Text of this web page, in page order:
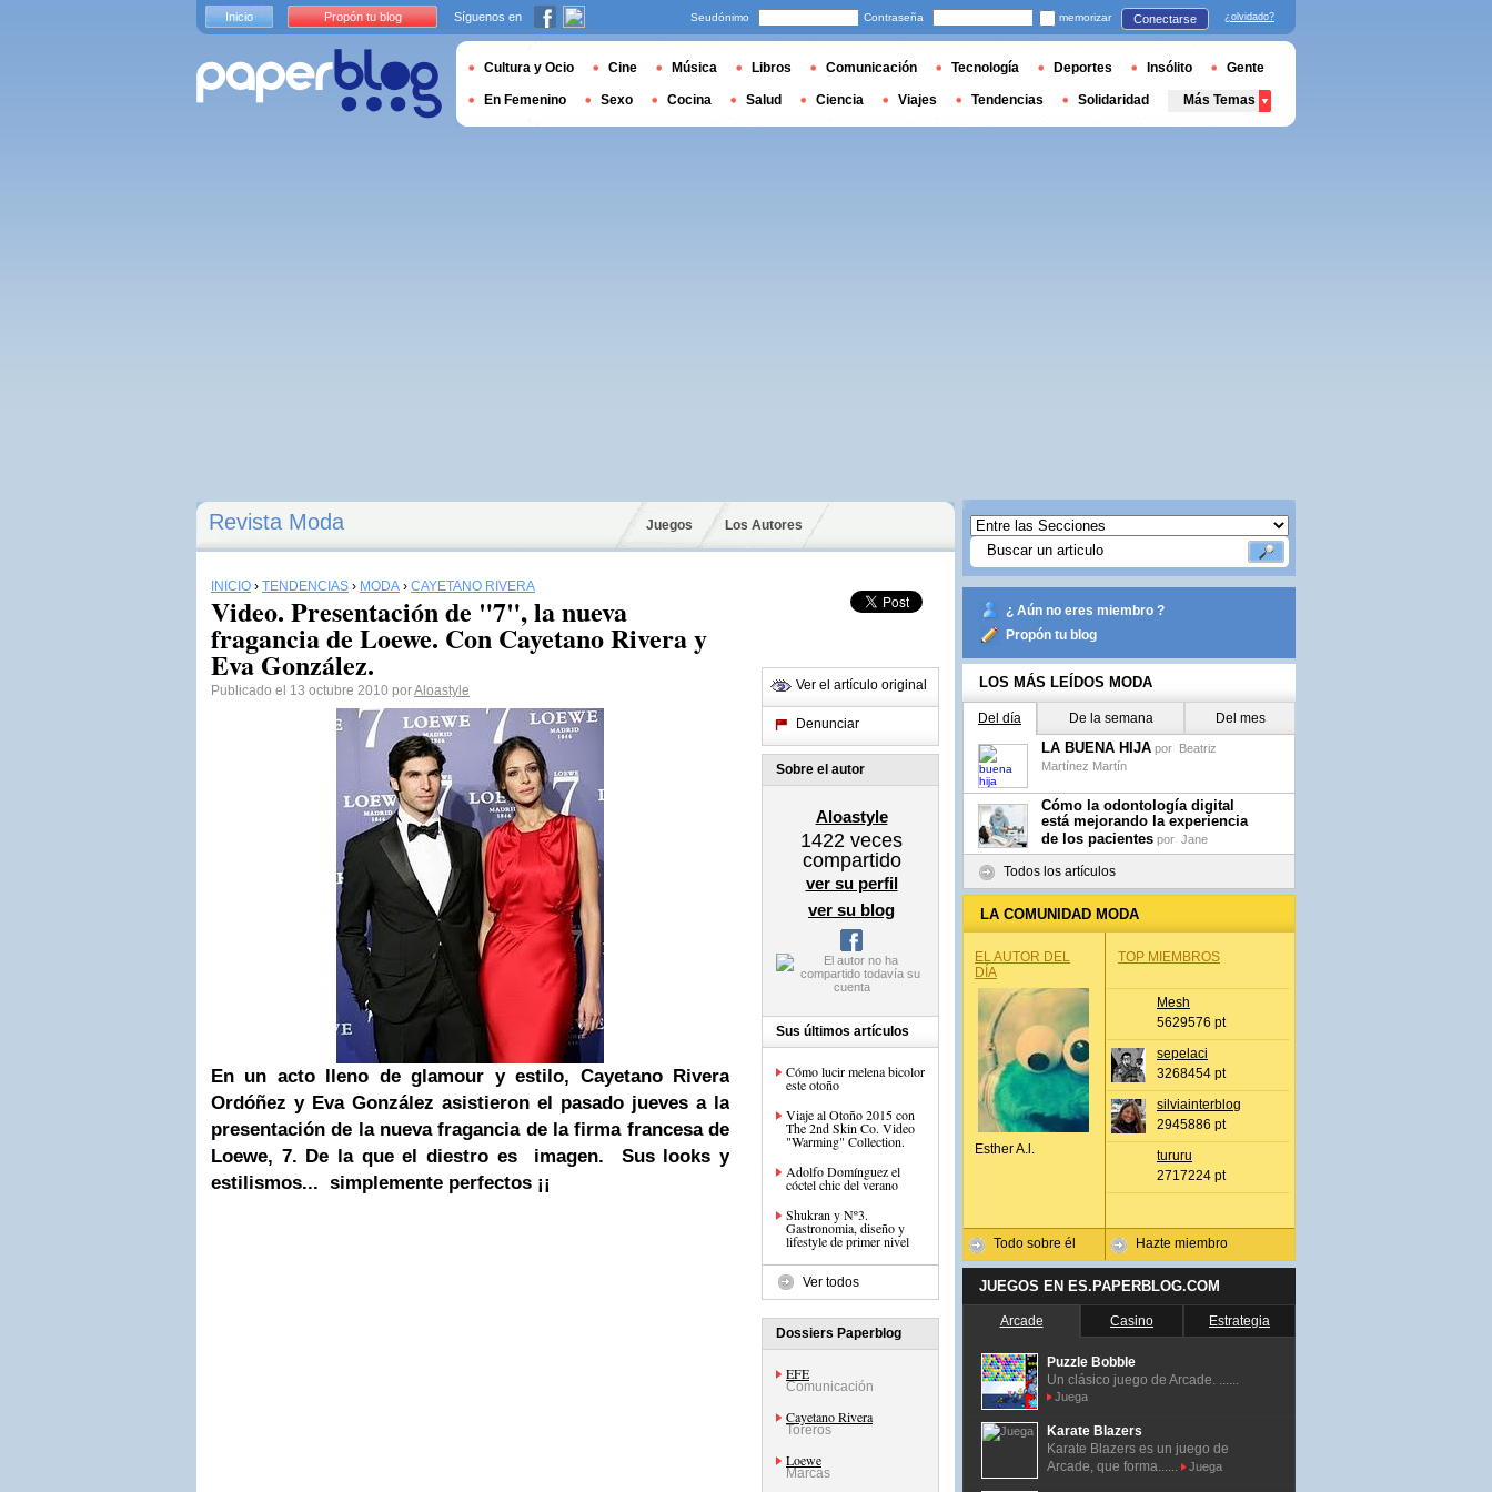
Revista Moda Juegos Los Autores
INICIO › TENDENCIAS › MODA › CAYETANO RIVERA
Video. Presentación de "7", la nueva
fragancia de Loewe. Con Cayetano Rivera y
Eva González.
Publicado el 13 octubre 2010 porAloastyle
En un acto lleno de glamour y estilo, Cayetano Rivera
Ordóñez y Eva González asistieron el pasado jueves a la
presentación de la nueva fragancia de la firma francesa de
Loewe, 7. De la que el diestro es imagen. Sus looks y
estilismos... simplemente perfectos ¡¡
Ver el artículo original
Denunciar
Sobre el autor
Aloastyle
1422 veces
compartido
ver su perfil
ver su blog
Sus últimos artículos
Cómo lucir melena bicolor
este otoño
Viaje al Otoño 2015 con
The 2nd Skin Co. Video
"Warming" Collection.
Adolfo Domínguez el
cóctel chic del verano
Shukran y Nº3.
Gastronomia, diseño y
lifestyle de primer nivel
Ver todos
Dossiers Paperblog
EFE
Comunicación
Cayetano Rivera
Toreros
Loewe
Marcas
¿ Aún no eres miembro ?
Propón tu blog
LOS MÁS LEÍDOS MODA
Del día De la semana Del mes
LA BUENA HIJA por Beatriz
Martínez Martín
Cómo la odontología digital
está mejorando la experiencia
de los pacientes por Jane
Todos los artículos
LA COMUNIDAD MODA
EL AUTOR DEL
DÍA
Esther A.l.
Todo sobre él
TOP MIEMBROS
Mesh
5629576 pt
sepelaci
3268454 pt
silviainterblog
2945886 pt
tururu
2717224 pt
Hazte miembro
JUEGOS EN ES.PAPERBLOG.COM
Arcade Casino Estrategia
Puzzle Bobble
Un clásico juego de Arcade. ......
Juega
Karate Blazers
Karate Blazers es un juego de
Arcade, que forma......
Juega
Inicio Propón tu blog Síguenos en Seudónimo Contraseña memorizar Conectarse ¿olvidado?
Cultura y Ocio Cine Música Libros Comunicación Tecnología Deportes Insólito Gente
En Femenino Sexo Cocina Salud Ciencia Viajes Tendencias Solidaridad Más Temas